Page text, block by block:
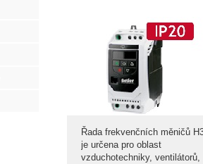
Řada frekvenčních měničů
je určena pro oblast
vzduchotechniky, ventilátorů,